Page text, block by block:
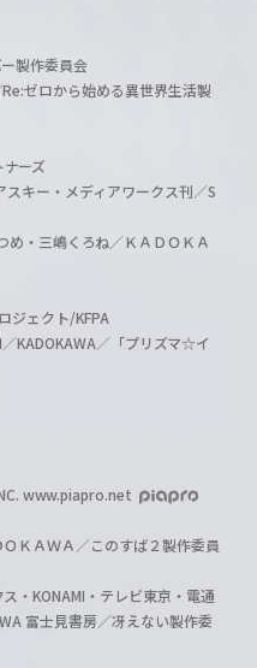
製作委員会
ゼロから始める異世界生活製
ーズ
キー・メディアワークス刊／S
・三嶋くろね／ＫＡＤＯＫＡ
ジェクト/KFPA
KADOKAWA／「プリズマ☆イ
www.piapro.net
ＫＡＷＡ／このすば２製作委員
・KONAMI・テレビ東京・電通
富士見書房／冴えない製作委